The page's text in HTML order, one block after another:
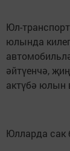
Юл-
юлында
әйтүенчә,
актүбә юлын
Юлларда сак